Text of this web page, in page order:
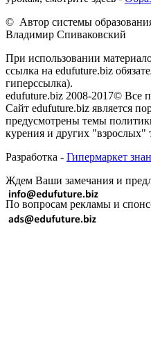
© Автор системы
Владимир Спиваковский
При использовании
ссылка на edufuture.biz
гиперссылка).
edufuture.biz 2008-2017© Все
Сайт edufuture.biz является
предусмотрены темы
курения и других "взрослых"
Разработка - Гипермаркет
Ждем Ваши замечания и
По вопросам рекламы и